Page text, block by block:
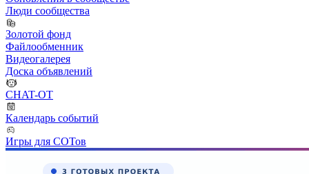
Люди сообщества
Золотой фонд
Файлообменник
Видеогалерея
Доска объявлений
CHAT-OT
Календарь событий
Игры для СОТов